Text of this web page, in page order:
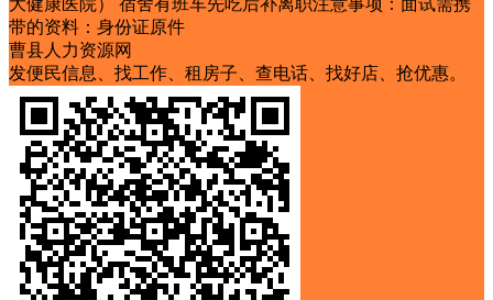
大健康医院） 宿舍有班车先吃后补离职注意事项：面试需携
带的资料：身份证原件
曹县人力资源网
发便民信息、找工作、租房子、查电话、找好店、抢优惠。